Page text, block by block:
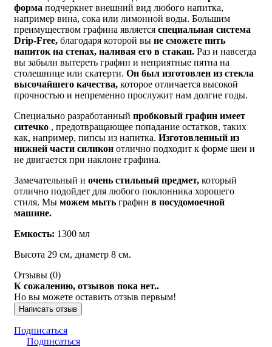
форма подчеркнет внешний вид любого напитка,
например вина, сока или лимонной воды. Большим
преимуществом графина является специальная система
Drip-Free, благодаря которой вы не сможете пить
напиток на стенах, наливая его в стакан. Раз и навсегда
вы забыли вытереть графин и неприятные пятна на
столешнице или скатерти. Он был изготовлен из стекла
высочайшего качества, которое отличается высокой
прочностью и непременно прослужит нам долгие годы.
Специально разработанный пробковый графин имеет
ситечко , предотвращающее попадание остатков, таких
как, например, пипсы из напитка. Изготовленный из
нижней части силикон отлично подходит к форме шеи и
не двигается при наклоне графина.
Замечательный и очень стильный предмет, который
отлично подойдет для любого поклонника хорошего
стиля. Мы можем мыть графин в посудомоечной
машине.
Емкость: 1300 мл
Высота 29 см, диаметр 8 см.
Отзывы (0)
К сожалению, отзывов пока нет..
Но вы можете оставить отзыв первым!
Написать отзыв
Подписаться
Подписаться